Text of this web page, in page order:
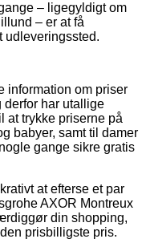
– ligegyldigt om
– er at få
udleveringssted.
information om priser
derfor har utallige
at trykke priserne på
babyer, samt til damer
gange sikre gratis
at efterse et par
AXOR Montreux
din shopping,
prisbilligste pris.